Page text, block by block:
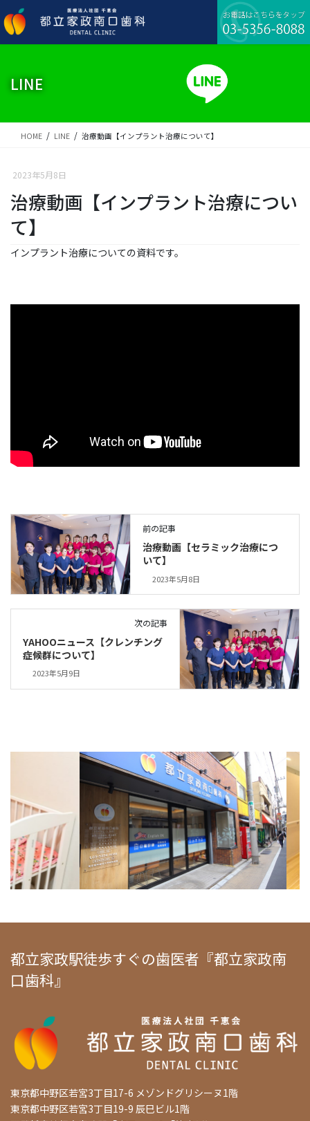
ン
テ
ビ
ゲ
移
LINE
HOME LINE 治療動画【インプラント治療について】
2023年5月8日
治療動画【インプラント治療につい
て】
インプラント治療についての資料です。
前の記事
治療動画【セラミック治療につ
いて】
2023年5月8日
次の記事
YAHOOニュース【クレンチング
症候群について】
2023年5月9日
都立家政駅徒歩すぐの歯医者『都立家政南
口歯科』
東京都中野区若宮3丁目17-6 メゾンドグリシーヌ1階
東京都中野区若宮3丁目19-9 辰巳ビル1階